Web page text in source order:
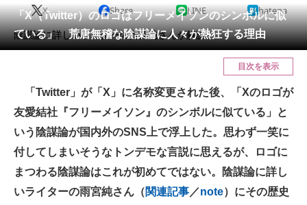
会員記事
メディア
ITの今と未来を見通す
スマホと通信の最新トレンド
進化するPCとデバイスの未来
好きが集まる 比べて選べる
「X（Twitter）のロゴはフリーメイソンのシンボルに似
ている」 荒唐無稽な陰謀論に人々が熱狂する理由
X Share LINE hatena
陰謀論に詳しいライターの雨宮純さんが解説。
目次を表示
「Twitter」が「X」に名称変更された後、「Xのロゴが
友愛結社『フリーメイソン』のシンボルに似ている」と
いう陰謀論が国内外のSNS上で浮上した。思わず一笑に
付してしまいそうなトンデモな言説に思えるが、ロゴに
まつわる陰謀論はこれが初めてではない。陰謀論に詳し
いライターの雨宮純さん（関連記事／note）にその歴史